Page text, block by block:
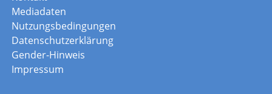
Mediadaten
Nutzungsbedingungen
Datenschutzerklärung
Gender-Hinweis
Impressum